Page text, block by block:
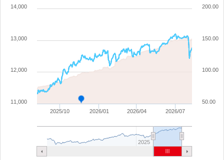
2026/01 2026/07
2025/10 2026/04
2025
11,000
12,000
13,000
14,000
50.00
100.00
150.00
200.00